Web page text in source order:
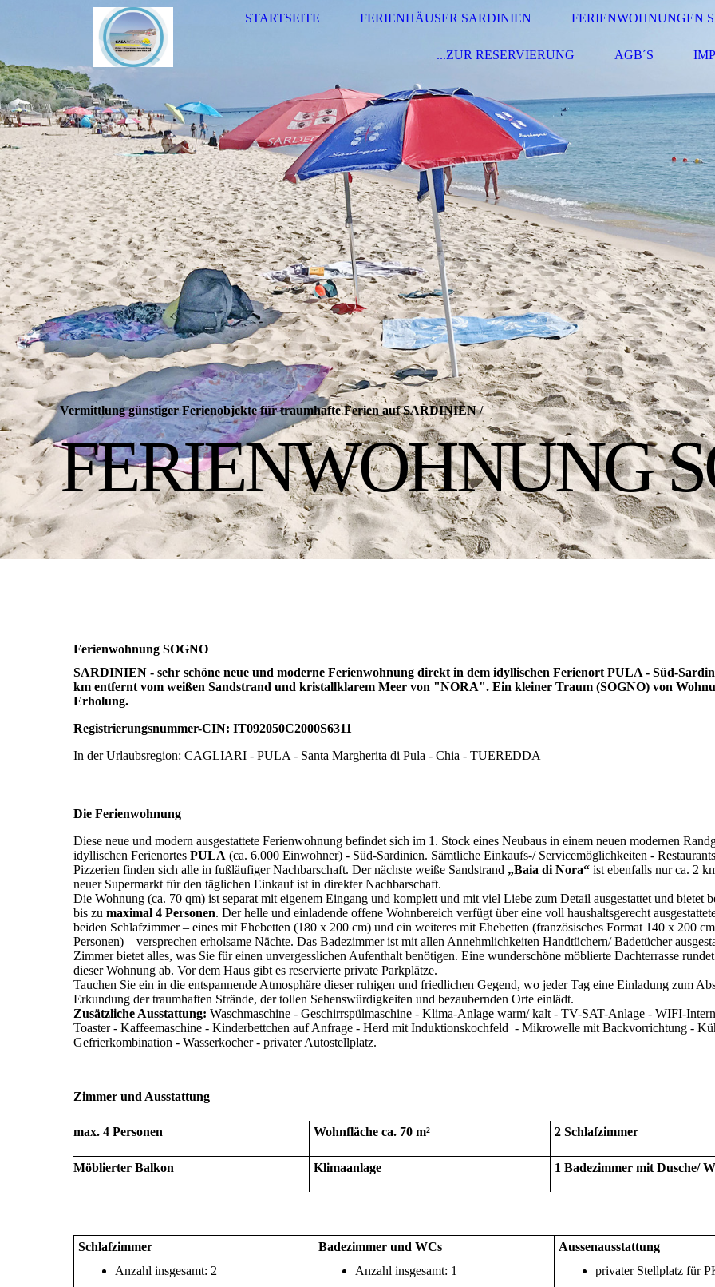
STARTSEITE FERIENHÄUSER SARDINIEN FERIENWOHNUNGEN
...ZUR RESERVIERUNG AGB´S
Vermittlung günstiger Ferienobjekte für traumhafte Ferien auf SARDINIEN/
FERIENWOHNUNG
Ferienwohnung SOGNO
SARDINIEN - sehr schöne neue und moderne Ferienwohnung direkt in dem idyllischen Ferienort PULA - Süd-
km entfernt vom weißen Sandstrand und kristallklarem Meer von "NORA". Ein kleiner Traum (SOGNO) von
Erholung.
Registrierungsnummer-CIN: IT092050C2000S6311
In der Urlaubsregion: CAGLIARI - PULA - Santa Margherita di Pula - Chia - TUEREDDA
Die Ferienwohnung
Diese neue und modern ausgestattete Ferienwohnung befindet sich im 1. Stock eines Neubaus in einem neuen modernen
idyllischen Ferienortes PULA (ca. 6.000 Einwohner) - Süd-Sardinien. Sämtliche Einkaufs-/ Servicemöglichkeiten -
Pizzerien finden sich alle in fußläufiger Nachbarschaft. Der nächste weiße Sandstrand „Baia di Nora“ ist ebenfalls nur ca. 2
neuer Supermarkt für den täglichen Einkauf ist in direkter Nachbarschaft.
Die Wohnung (ca. 70 qm) ist separat mit eigenem Eingang und komplett und mit viel Liebe zum Detail ausgestattet und bietet
bis zu maximal 4 Personen. Der helle und einladende offene Wohnbereich verfügt über eine voll haushaltsgerecht
beiden Schlafzimmer – eines mit Ehebetten (180 x 200 cm) und ein weiteres mit Ehebetten (französisches Format 140 x 200
Personen) – versprechen erholsame Nächte. Das Badezimmer ist mit allen Annehmlichkeiten Handtüchern/ Badetücher
Zimmer bietet alles, was Sie für einen unvergesslichen Aufenthalt benötigen. Eine wunderschöne möblierte Dachterrasse
dieser Wohnung ab. Vor dem Haus gibt es reservierte private Parkplätze.
Tauchen Sie ein in die entspannende Atmosphäre dieser ruhigen und friedlichen Gegend, wo jeder Tag eine Einladung zum
Erkundung der traumhaften Strände, der tollen Sehenswürdigkeiten und bezaubernden Orte einlädt.
Zusätzliche Ausstattung: Waschmaschine - Geschirrspülmaschine - Klima-Anlage warm/ kalt - TV-SAT-Anlage - WIFI-
Toaster - Kaffeemaschine - Kinderbettchen auf Anfrage - Herd mit Induktionskochfeld - Mikrowelle mit Backvorrichtung -
Gefrierkombination - Wasserkocher - privater Autostellplatz.
Zimmer und Ausstattung
max. 4 Personen Wohnfläche ca. 70 m² 2 Schlafzimmer
Möblierter Balkon Klimaanlage 1 Badezimmer mit Dusche/
Schlafzimmer
Anzahl insgesamt: 2
Badezimmer und WCs
Anzahl insgesamt: 1
Aussenausstattung
privater Stellplatz für